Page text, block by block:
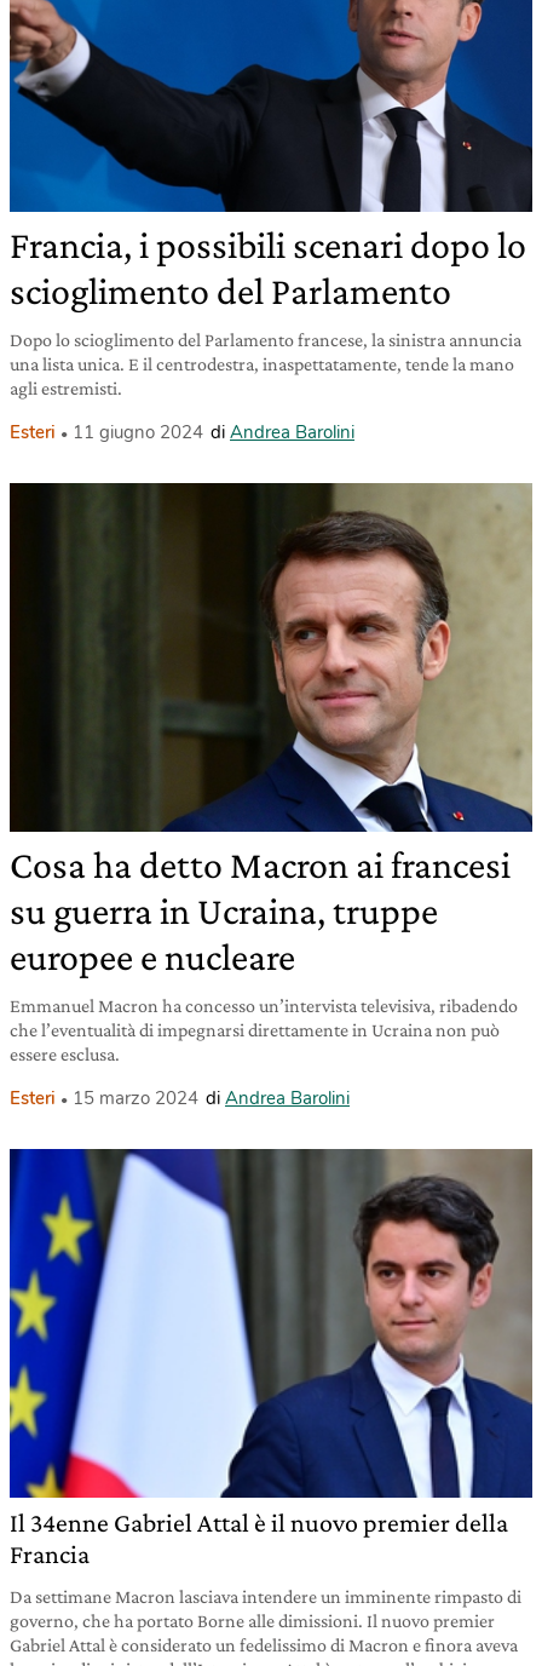
Francia, i possibili scenari dopo lo
scioglimento del Parlamento
Dopo lo scioglimento del Parlamento francese, la sinistra annuncia
una lista unica. E il centrodestra, inaspettatamente, tende la mano
agli estremisti.
Esteri 11 giugno 2024 di Andrea Barolini
Cosa ha detto Macron ai francesi
su guerra in Ucraina, truppe
europee e nucleare
Emmanuel Macron ha concesso un’intervista televisiva, ribadendo
che l’eventualità di impegnarsi direttamente in Ucraina non può
essere esclusa.
Esteri 15 marzo 2024 di Andrea Barolini
Il 34enne Gabriel Attal è il nuovo premier della
Francia
Da settimane Macron lasciava intendere un imminente rimpasto di
governo, che ha portato Borne alle dimissioni. Il nuovo premier
Gabriel Attal è considerato un fedelissimo di Macron e finora aveva